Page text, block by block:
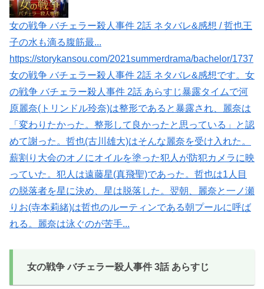
女の戦争 バチェラー殺人事件 2話 ネタバレ&感想 / 哲也王
子の水も滴る腹筋最...
https://storykansou.com/2021summerdrama/bachelor/1737
女の戦争 バチェラー殺人事件 2話 ネタバレ&感想です。女
の戦争 バチェラー殺人事件 2話 あらすじ暴露タイムで河
原麗奈(トリンドル玲奈)は整形であると暴露され、麗奈は
「変わりたかった。整形して良かったと思っている」と認
めて謝った。哲也(古川雄大)はそんな麗奈を受け入れた。
薪割り大会のオノにオイルを塗った犯人が防犯カメラに映
っていた。犯人は遠藤星(真飛聖)であった。哲也は1人目
の脱落者を星に決め、星は脱落した。翌朝、麗奈と一ノ瀬
りお(寺本莉緒)は哲也のルーティンである朝プールに呼ば
れる。麗奈は泳ぐのが苦手...
女の戦争 バチェラー殺人事件 3話 あらすじ